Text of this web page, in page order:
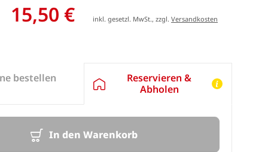
15,50 € inkl. gesetzl. MwSt., zzgl.Versandkosten
bestellen
Reservieren &
Abholen
In den Warenkorb